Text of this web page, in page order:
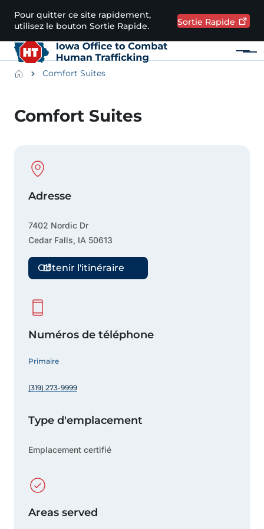
Passer au contenu principal
Pour quitter ce site rapidement,
utilisez le bouton Sortie Rapide.
Sortie Rapide
Menu
BreadcrumbsComfort Suites
Comfort Suites
Physical Location
Adresse
7402 Nordic Dr
Cedar Falls, IA 50613
Obtenir l'itinéraire
Numéros de téléphone
Primaire
(319) 273-9999
Type d'emplacement
Emplacement certifié
Areas served